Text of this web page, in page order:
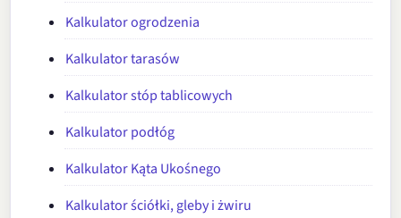
Kalkulator ogrodzenia
Kalkulator tarasów
Kalkulator stóp tablicowych
Kalkulator podłóg
Kalkulator Kąta Ukośnego
Kalkulator ściółki, gleby i żwiru